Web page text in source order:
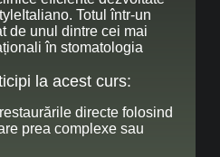
Totul într-un
de unul dintre cei mai
în stomatologia
la acest curs:
directe folosind
prea complexe sau